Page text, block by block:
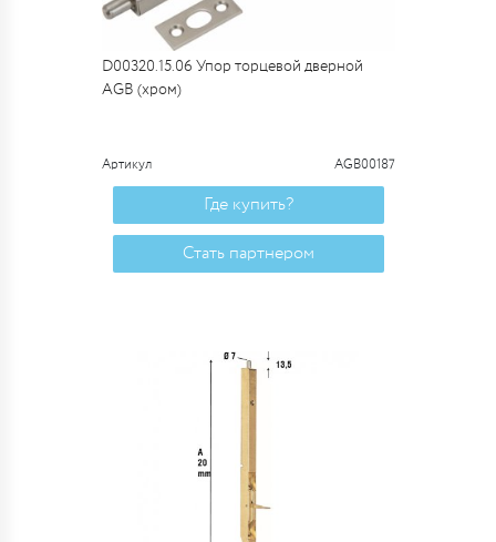
D00320.15.06 Упор торцевой дверной
AGB (хром)
Артикул AGB00187
Где купить?
Стать партнером